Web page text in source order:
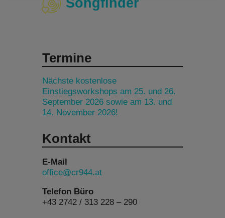
Songfinder
Termine
Nächste kostenlose
Einstiegsworkshops am 25. und 26.
September 2026 sowie am 13. und
14. November 2026!
Kontakt
E-Mail
office@cr944.at
Telefon Büro
+43 2742 / 313 228 – 290